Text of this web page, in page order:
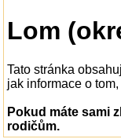
Lom
Tato stránka
jak informace o
Pokud máte sami
rodičům.